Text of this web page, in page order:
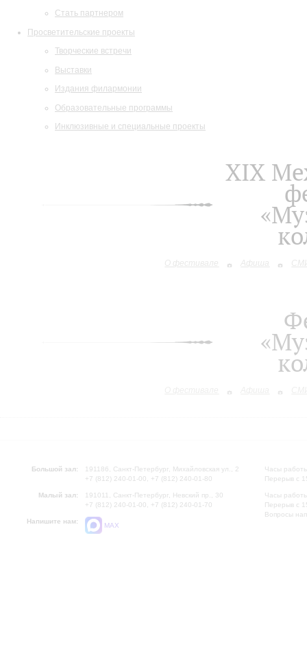
Стать партнером
Просветительские проекты
Творческие встречи
Выставки
Издания филармонии
Образовательные программы
Инклюзивные и специальные проекты
XIХ
О фестивале Афиша
Большой зал:
191186, Санкт-Петербург, Михайловская ул., 2
+7 (812) 240-01-00, +7 (812) 240-01-80
Малый зал:
191011, Санкт-Петербург, Невский пр., 30
+7 (812) 240-01-00, +7 (812) 240-01-70
Напишите нам:
MAX
Часы
Перерыв с
Часы
Перерыв с
Вопросы